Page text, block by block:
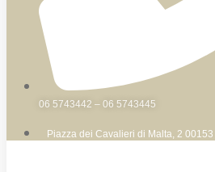
06 5743442 – 06 5743445
Piazza dei Cavalieri di Malta, 2